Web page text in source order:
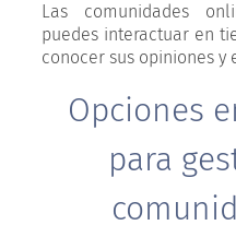
Las comunidades
puedes interactuar en
conocer sus opiniones y
Opciones
para